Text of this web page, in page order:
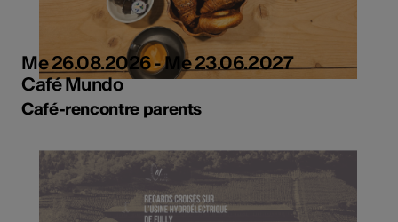
Me 26.08.2026 - Me 23.06.2027
Café Mundo
Café-rencontre parents